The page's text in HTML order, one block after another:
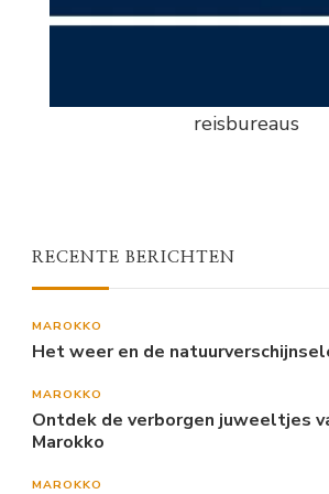
reisbureaus
RECENTE BERICHTEN
MAROKKO
Het weer en de
MAROKKO
Ontdek de verborgen juweeltjes
Marokko
MAROKKO